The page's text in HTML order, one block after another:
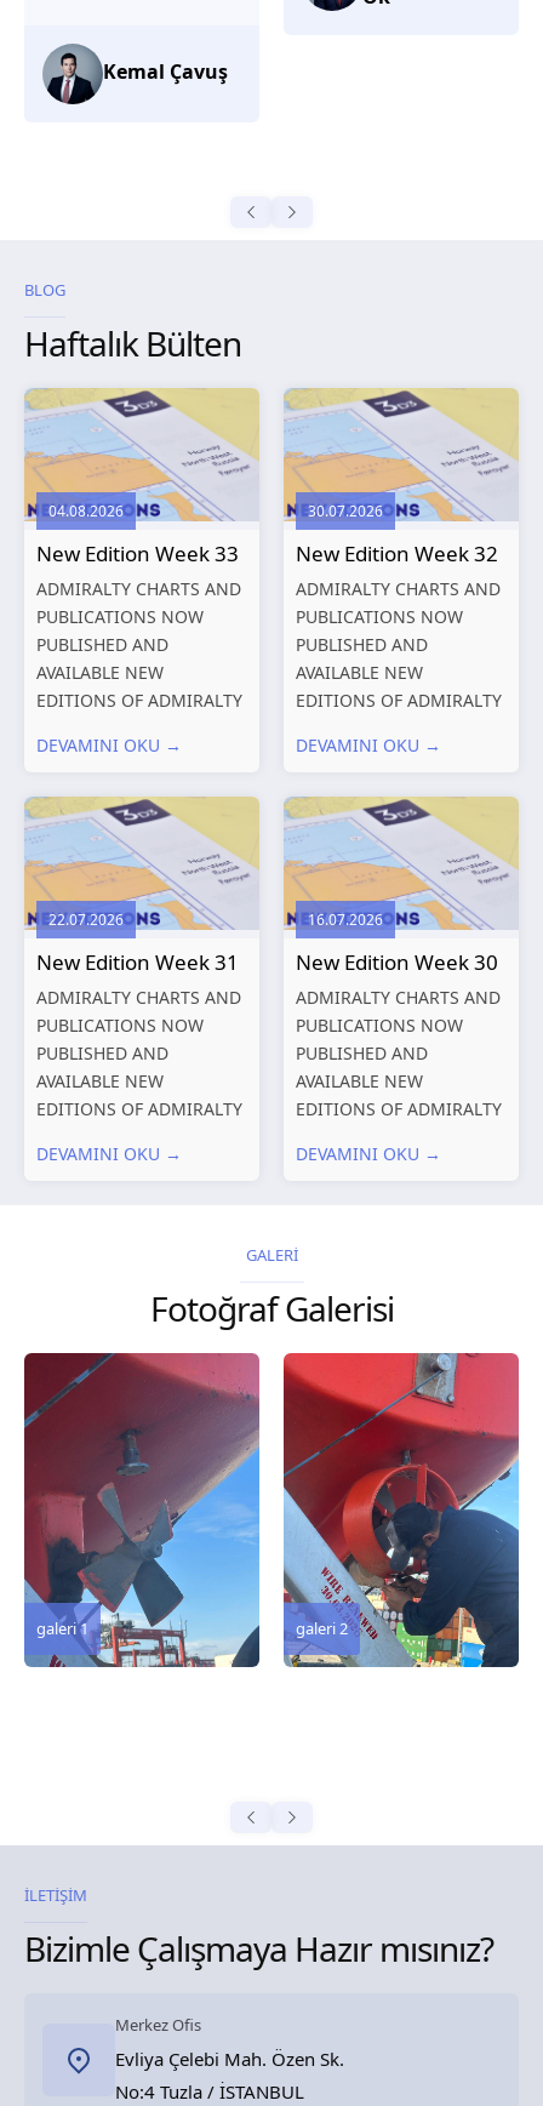
BLOG
Haftalık Bülten
04.08.2026
New Edition Week 33
ADMIRALTY CHARTS AND
PUBLICATIONS NOW
PUBLISHED AND
AVAILABLE NEW
EDITIONS OF ADMIRALTY
PUBLICATIONS New
Charts published 13
August 2026 Chart
Title, limits
and other remarks
319
International chart
DEVAMINI OKU →
30.07.2026
New Edition Week 32
ADMIRALTY CHARTS AND
PUBLICATIONS NOW
PUBLISHED AND
AVAILABLE NEW
EDITIONS OF ADMIRALTY
PUBLICATIONS New
Charts published 06
August 2026 Chart Title,
limits and other remarks
1602 China – Chang...
DEVAMINI OKU →
22.07.2026
New Edition Week 31
ADMIRALTY CHARTS AND
PUBLICATIONS NOW
PUBLISHED AND
AVAILABLE NEW
EDITIONS OF ADMIRALTY
PUBLICATIONS New
remarks 127 Korea
DEVAMINI OKU →
16.07.2026
New Edition Week 30
ADMIRALTY CHARTS AND
PUBLICATIONS NOW
PUBLISHED AND
AVAILABLE NEW
EDITIONS OF ADMIRALTY
PUBLICATIONS New
2026 Chart
Title, limits and other
remarks 67 Gulf of...
DEVAMINI OKU →
GALERİ
Fotoğraf Galerisi
galeri 2
galeri 3
İLETİŞİM
Bizimle Çalışmaya Hazır mısınız?
Merkez Ofis
Evliya Çelebi Mah. Özen Sk.
No:4 Tuzla / İSTANBUL